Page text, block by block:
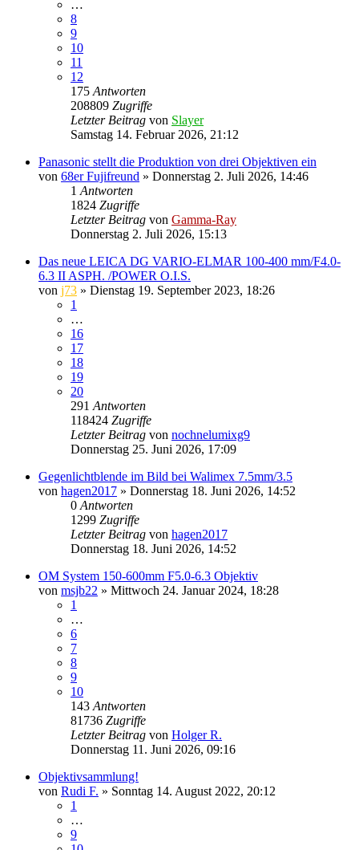
…
8
9
10
11
12
175 Antworten
208809 Zugriffe
Letzter Beitrag von Slayer
Samstag 14. Februar 2026, 21:12
Panasonic stellt die Produktion von drei Objektiven ein
von 68er Fujifreund » Donnerstag 2. Juli 2026, 14:46
1 Antworten
1824 Zugriffe
Letzter Beitrag von Gamma-Ray
Donnerstag 2. Juli 2026, 15:13
Das neue LEICA DG VARIO-ELMAR 100-400 mm/F4.0-
6.3 II ASPH. /POWER O.I.S.
von j73 » Dienstag 19. September 2023, 18:26
1
…
16
17
18
19
20
291 Antworten
118424 Zugriffe
Letzter Beitrag von nochnelumixg9
Donnerstag 25. Juni 2026, 17:09
Gegenlichtblende im Bild bei Walimex 7.5mm/3.5
von hagen2017 » Donnerstag 18. Juni 2026, 14:52
0 Antworten
1299 Zugriffe
Letzter Beitrag von hagen2017
Donnerstag 18. Juni 2026, 14:52
OM System 150-600mm F5.0-6.3 Objektiv
von msjb22 » Mittwoch 24. Januar 2024, 18:28
1
…
6
7
8
9
10
143 Antworten
81736 Zugriffe
Letzter Beitrag von Holger R.
Donnerstag 11. Juni 2026, 09:16
Objektivsammlung!
von Rudi F. » Sonntag 14. August 2022, 20:12
1
…
9